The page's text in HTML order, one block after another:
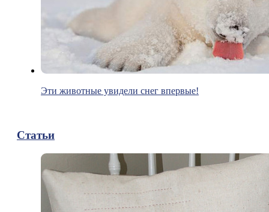
Эти животные увидели снег впервые!
Статьи